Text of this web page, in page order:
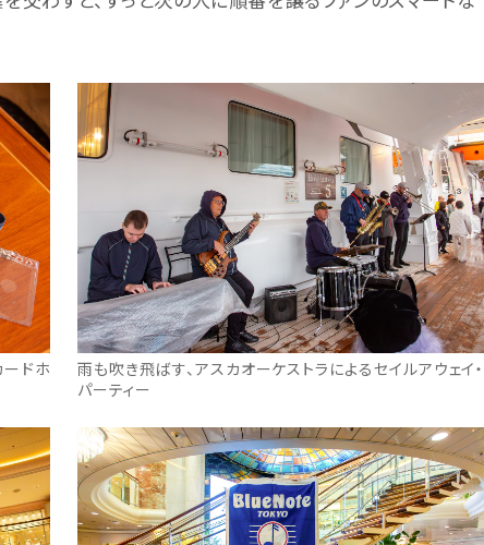
ドホ
雨も吹き飛ばす、アスカオーケストラによるセイルアウェイ・
パーティー